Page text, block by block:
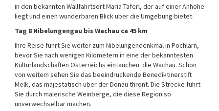
in den bekannten Wallfahrtsort Maria Taferl, der auf einer Anhöhe
liegt und einen wunderbaren Blick über die Umgebung bietet.
Tag 8 Nibelungengau bis Wachau ca 45 km
Ihre Reise führt Sie weiter zum Nibelungendenkmal in Pöchlarn,
bevor Sie nach wenigen Kilometern in eine der bekanntesten
Kulturlandschaften Österreichs eintauchen: die Wachau. Schon
von weitem sehen Sie das beeindruckende Benediktinerstift
Melk, das majestätisch über der Donau thront. Die Strecke führt
Sie durch malerische Weinberge, die diese Region so
unverwechselbar machen.